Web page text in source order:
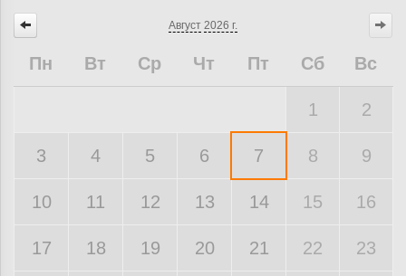
Август 2026 г.
Пн Вт Ср Чт Пт Сб Вс
1 2
3 4 5 6 7 8 9
10 11 12 13 14 15 16
17 18 19 20 21 22 23